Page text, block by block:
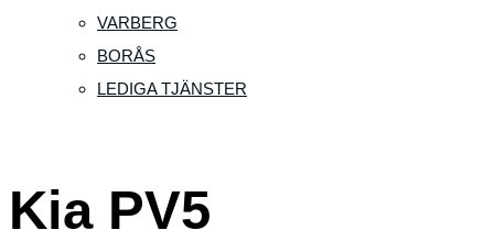
VARBERG
BORÅS
LEDIGA TJÄNSTER
Kia PV5